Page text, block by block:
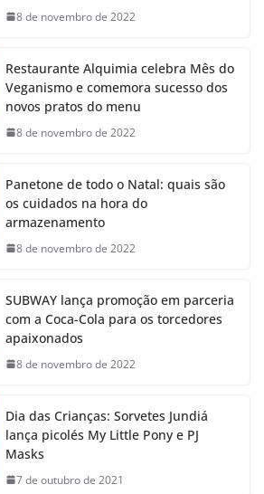
8 de novembro de 2022
Restaurante Alquimia celebra Mês do
Veganismo e comemora sucesso dos
novos pratos do menu
8 de novembro de 2022
Panetone de todo o Natal: quais são
os cuidados na hora do
armazenamento
8 de novembro de 2022
SUBWAY lança promoção em parceria
com a Coca-Cola para os torcedores
apaixonados
8 de novembro de 2022
Dia das Crianças: Sorvetes Jundiá
lança picolés My Little Pony e PJ
Masks
7 de outubro de 2021